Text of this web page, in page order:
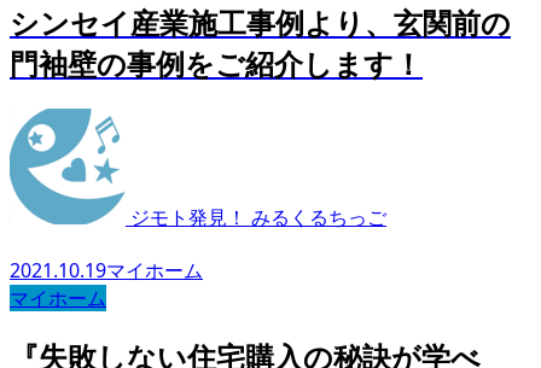
シンセイ産業施工事例より、玄関前の
門袖壁の事例をご紹介します！
ジモト発見！ みるくるちっご
2021.10.19マイホーム
マイホーム
『失敗しない住宅購入の秘訣が学べ